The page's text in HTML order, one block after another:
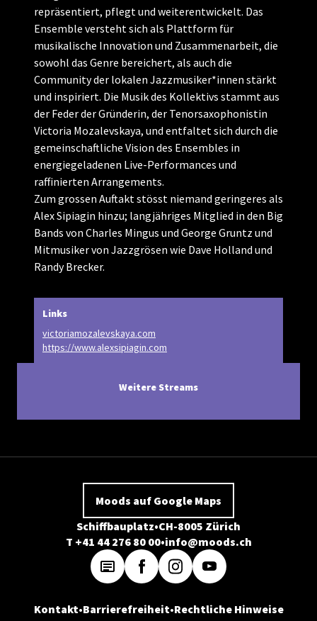
repräsentiert, pflegt und weiterentwickelt. Das
Ensemble versteht sich als Plattform für
musikalische Innovation und Zusammenarbeit, die
sowohl das Genre bereichert, als auch die
Community der lokalen Jazzmusiker*innen stärkt
und inspiriert. Die Musik des Kollektivs stammt aus
der Feder der Gründerin, der Tenorsaxophonistin
Victoria Mozalevskaya, und entfaltet sich durch die
gemeinschaftliche Vision des Ensembles in
energiegeladenen Live-Performances und
raffinierten Arrangements.
Zum grossen Auftakt stösst niemand geringeres als
Alex Sipiagin hinzu; langjähriges Mitglied in den Big
Bands von Charles Mingus und George Gruntz und
Mitmusiker von Jazzgrösen wie Dave Holland und
Randy Brecker.
Links
victoriamozalevskaya.com
https://www.alexsipiagin.com
Weitere Streams
Moods auf Google Maps
Schiffbauplatz CH-8005 Zürich
T +41 44 276 80 00 info@moods.ch
Kontakt Barrierefreiheit Rechtliche Hinweise